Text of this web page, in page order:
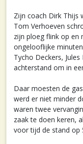
Zijn coach Dirk Thijs
Tom Verhoeven
zijn ploeg flink op en
ongelooflijke
Tycho Deckers,
achterstand om in
Daar moesten de
werd er niet minder
waren twee
zaak te doen keren,
voor tijd de stand op